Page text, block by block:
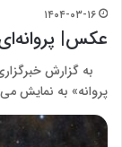
۱۴۰۴-۰۳-۱۶
عکس|
به گزارش
پروانه» به نمایش